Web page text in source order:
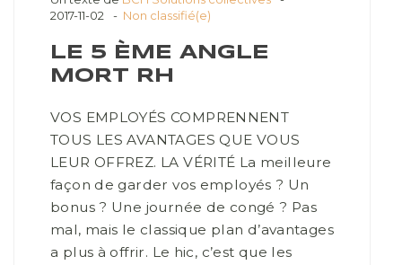
2017-11-02
Non classifié(e)
LE 5 ÈME ANGLE
MORT RH
VOS EMPLOYÉS COMPRENNENT
TOUS LES AVANTAGES QUE VOUS
LEUR OFFREZ. LA VÉRITÉ La meilleure
façon de garder vos employés ? Un
bonus ? Une journée de congé ? Pas
mal, mais le classique plan d’avantages
a plus à offrir. Le hic, c’est que les